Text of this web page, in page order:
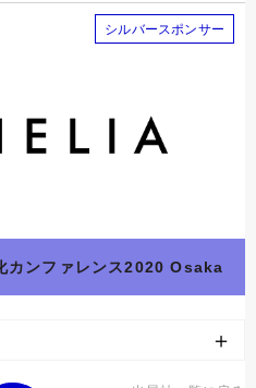
シルバースポンサー
カンファレンス2020 Osaka